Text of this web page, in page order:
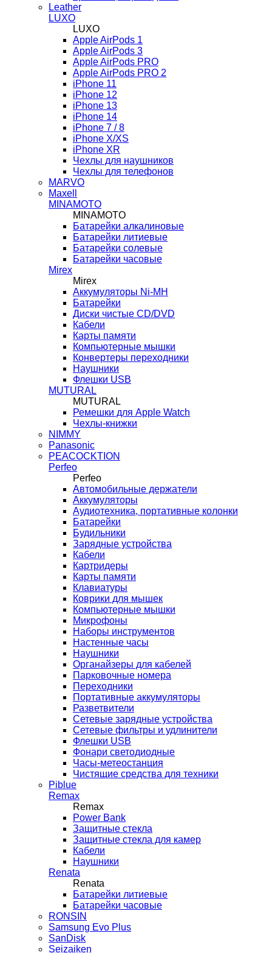
Leather
LUXO
LUXO
Apple AirPods 1
Apple AirPods 3
Apple AirPods PRO
Apple AirPods PRO 2
iPhone 11
iPhone 12
iPhone 13
iPhone 14
iPhone 7 / 8
iPhone X/XS
iPhone XR
Чехлы для наушников
Чехлы для телефонов
MARVO
Maxell
MINAMOTO
MINAMOTO
Батарейки алкалиновые
Батарейки литиевые
Батарейки солевые
Батарейки часовые
Mirex
Mirex
Аккумуляторы Ni-MH
Батарейки
Диски чистые CD/DVD
Кабели
Карты памяти
Компьютерные мышки
Конвертеры переходники
Наушники
Флешки USB
MUTURAL
MUTURAL
Ремешки для Apple Watch
Чехлы-книжки
NIMMY
Panasonic
PEACOCKTION
Perfeo
Perfeo
Автомобильные держатели
Аккумуляторы
Аудиотехника, портативные колонки
Батарейки
Будильники
Зарядные устройства
Кабели
Картридеры
Карты памяти
Клавиатуры
Коврики для мышек
Компьютерные мышки
Микрофоны
Наборы инструментов
Настенные часы
Наушники
Органайзеры для кабелей
Парковочные номера
Переходники
Портативные аккумуляторы
Разветвители
Сетевые зарядные устройства
Сетевые фильтры и удлинители
Флешки USB
Фонари светодиодные
Часы-метеостанция
Чистящие средства для техники
Piblue
Remax
Remax
Power Bank
Защитные стекла
Защитные стекла для камер
Кабели
Наушники
Renata
Renata
Батарейки литиевые
Батарейки часовые
RONSIN
Samsung Evo Plus
SanDisk
Seizaiken